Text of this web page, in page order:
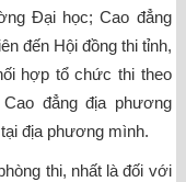
Đại học; Cao đẳng
đến Hội đồng thi tỉnh,
hợp tổ chức thi theo
đẳng địa phương
địa phương mình.
thi, nhất là đối với